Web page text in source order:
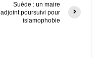
Suède : un maire
adjoint poursuivi pour
islamophobie